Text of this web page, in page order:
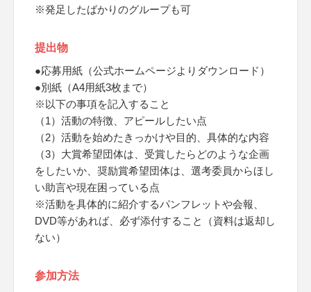
※発足したばかりのグループも可
提出物
●応募用紙（公式ホームページよりダウンロード）
●別紙（A4用紙3枚まで）
※以下の事項を記入すること
（1）活動の特徴、アピールしたい点
（2）活動を始めたきっかけや目的、具体的な内容
（3）大賞希望団体は、受賞したらどのような企画
をしたいか、奨励賞希望団体は、選考委員からほし
い助言や現在困っている点
※活動を具体的に紹介するパンフレットや会報、
DVD等があれば、必ず添付すること（資料は返却し
ない）
参加方法